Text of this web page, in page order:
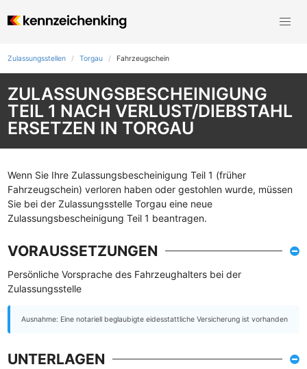
Zulassungsstellen Torgau Fahrzeugschein
ZULASSUNGSBESCHEINIGUNG
TEIL 1 NACH VERLUST/DIEBSTAHL
ERSETZEN IN TORGAU
Wenn Sie Ihre Zulassungsbescheinigung Teil 1 (früher
Fahrzeugschein) verloren haben oder gestohlen wurde, müssen
Sie bei der Zulassungsstelle Torgau eine neue
Zulassungsbescheinigung Teil 1 beantragen.
VORAUSSETZUNGEN
Persönliche Vorsprache des Fahrzeughalters bei der
Zulassungsstelle
Ausnahme: Eine notariell beglaubigte eidesstattliche Versicherung ist vorhanden
UNTERLAGEN